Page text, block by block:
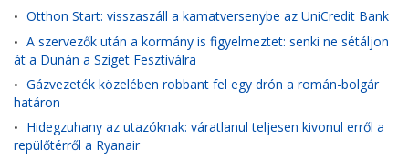
• Otthon Start: visszaszáll a kamatversenybe az UniCredit Bank
• A szervezők után a kormány is figyelmeztet: senki ne sétáljon
át a Dunán a Sziget Fesztiválra
• Gázvezeték közelében robbant fel egy drón a román-bolgár
határon
• Hidegzuhany az utazóknak: váratlanul teljesen kivonul erről a
repülőtérről a Ryanair